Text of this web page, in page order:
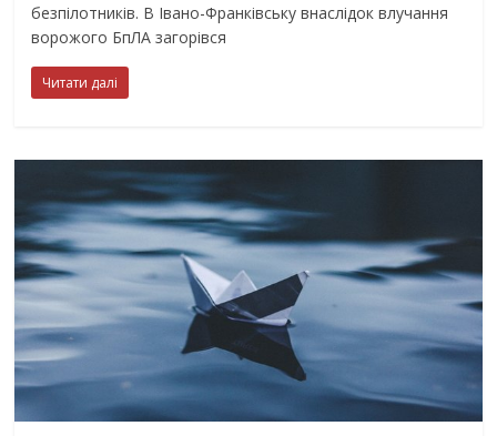
безпілотників. В Івано-Франківську внаслідок влучання
ворожого БпЛА загорівся
Читати далі